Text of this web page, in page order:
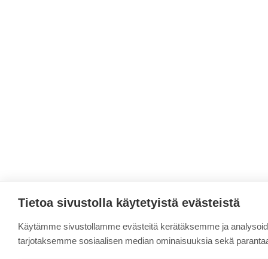
Tietoa sivustolla käytetyistä evästeistä
Käytämme sivustollamme evästeitä kerätäksemme ja
tarjotaksemme sosiaalisen median ominaisuuksia sekä